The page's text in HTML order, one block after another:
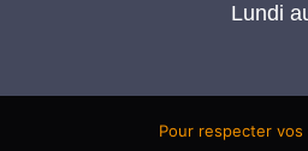
Lundi
Pour respecter